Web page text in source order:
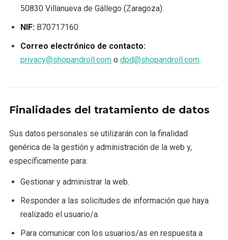
50830 Villanueva de Gállego (Zaragoza).
NIF: B70717160
Correo electrónico de contacto:
privacy@shopandroll.com o dpd@shopandroll.com.
Finalidades del tratamiento de datos
Sus datos personales se utilizarán con la finalidad
genérica de la gestión y administración de la web y,
específicamente para:
Gestionar y administrar la web.
Responder a las solicitudes de información que haya
realizado el usuario/a.
Para comunicar con los usuarios/as en respuesta a